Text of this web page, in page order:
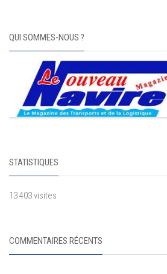
QUI SOMMES-NOUS ?
STATISTIQUES
13 403 visites
COMMENTAIRES RÉCENTS